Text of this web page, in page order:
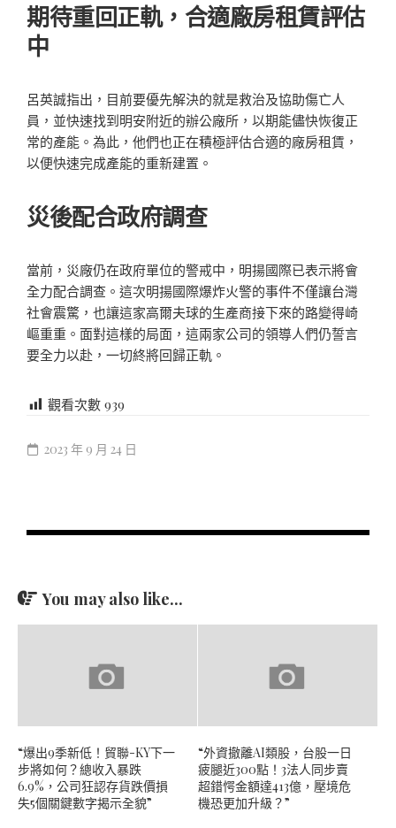
期待重回正軌，合適廠房租賃評估
中
呂英誠指出，目前要優先解決的就是救治及協助傷亡人
員，並快速找到明安附近的辦公廠所，以期能儘快恢復正
常的產能。為此，他們也正在積極評估合適的廠房租賃，
以便快速完成產能的重新建置。
災後配合政府調查
當前，災廠仍在政府單位的警戒中，明揚國際已表示將會
全力配合調查。這次明揚國際爆炸火警的事件不僅讓台灣
社會震驚，也讓這家高爾夫球的生產商接下來的路變得崎
嶇重重。面對這樣的局面，這兩家公司的領導人們仍誓言
要全力以赴，一切終將回歸正軌。
觀看次數 939
2023 年 9 月 24 日
You may also like...
“爆出9季新低！貿聯-KY下一
步將如何？總收入暴跌
6.9%，公司狂認存貨跌價損
失5個關鍵數字揭示全貌”
“外資撤離AI類股，台股一日
疲腿近300點！3法人同步賣
超錯愕金額達413億，壓境危
機恐更加升級？”